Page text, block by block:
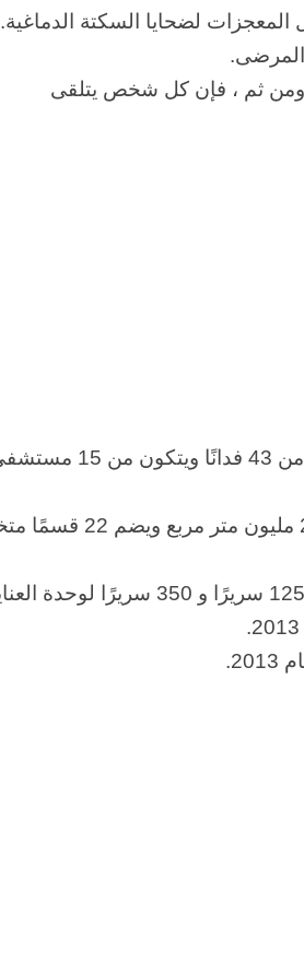
لضحايا السكتة
المرضى.
يغطي الهيكل الرئيسي لمستشفى ميدانتا
تبلغ مساحة مبنى مستشفى ميدان أكثر من 2.1
المستشفى مجهز جيدًا بـ 45 غرفة عمليات و 1250 سريرًا